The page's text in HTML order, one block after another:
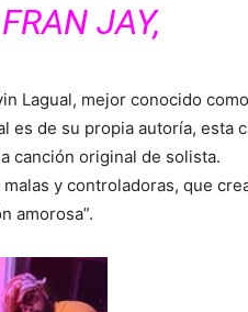
JAY,
Lagual, mejor conocido
es de su propia autoría, esta
canción original de solista.
malas y controladoras, que
amorosa”.